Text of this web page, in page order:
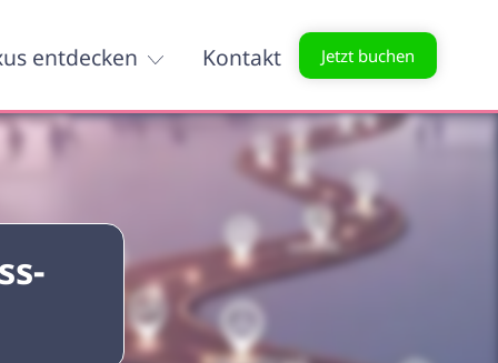
entdecken Kontakt Jetzt buchen